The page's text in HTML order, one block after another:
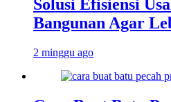
Solusi Efisiensi
Bangunan Agar
2 minggu ago